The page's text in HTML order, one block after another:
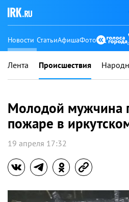
Новости СтатьиАфишаФото
Лента Происшествия
Молодой мужчина
пожаре в
19 апреля 17:32